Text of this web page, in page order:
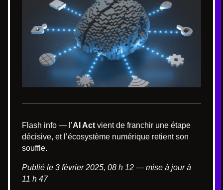
Flash info — l’AI Act vient de franchir une étape
décisive, et l’écosystème numérique retient son
souffle.
Publié le 3 février 2025, 08 h 12 — mise à jour à
11 h 47